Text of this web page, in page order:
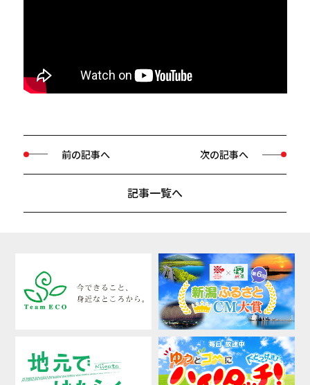
前の記事へ
記事一覧へ
次の記事へ